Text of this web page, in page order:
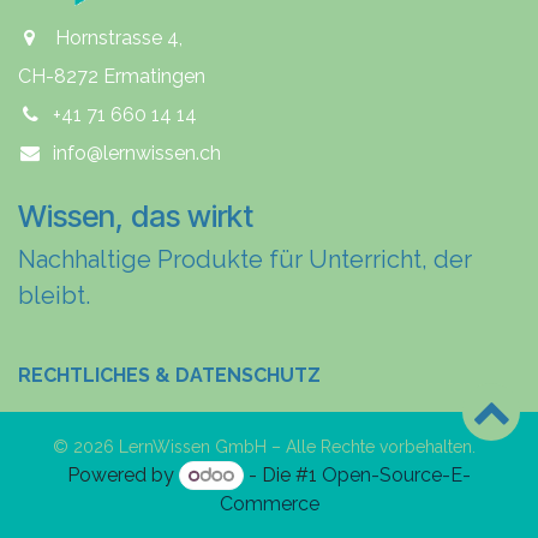
Hornstrasse 4,
CH-8272 Ermatingen
+41 71 660 14 14
info@lernwissen.ch
Wissen, das wirkt
Nachhaltige Produkte für Unterricht, der
bleibt.
RECHTLICHES & DATENSCHUTZ
© 2026 LernWissen GmbH – Alle Rechte vorbehalten.
Powered by - Die #1 Open-Source-E-
Commerce